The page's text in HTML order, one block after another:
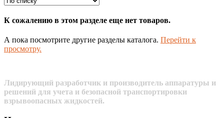
К сожалению в этом разделе еще нет товаров.
А пока посмотрите другие разделы каталога. Перейти к
просмотру.
Лидирующий разработчик и производитель аппаратуры и
решений для учета и безопасной транспортировки
взрывоопасных жидкостей.